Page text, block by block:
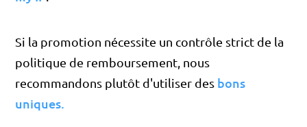
Si la promotion nécessite un contrôle strict de la
politique de remboursement, nous
recommandons plutôt d'utiliser des bons
uniques.